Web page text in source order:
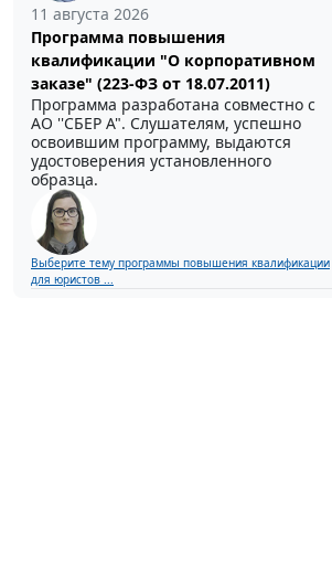
11 августа 2026
Программа повышения
квалификации "О корпоративном
заказе" (223-ФЗ от 18.07.2011)
Программа разработана совместно с
АО ''СБЕР А". Слушателям, успешно
освоившим программу, выдаются
удостоверения установленного
образца.
Выберите тему программы повышения квалификации
для юристов ...